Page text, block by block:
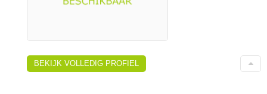
BEKIJK VOLLEDIG PROFIEL